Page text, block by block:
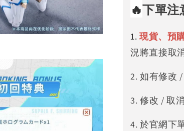
🔥下單注
1. 現貨、預
況將直接取
2. 如有修改
3. 修改 / 取
4. 於官網下